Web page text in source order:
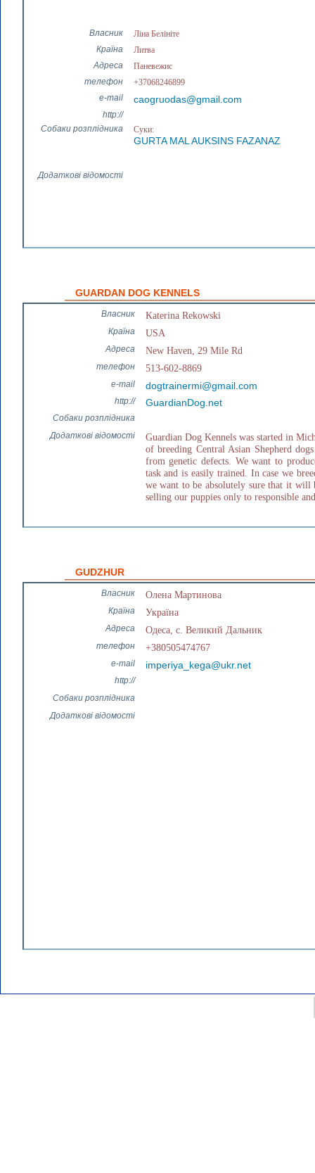
Власник
Ліна Белініте
Країна
Литва
Адреса
Паневежис
телефон
+37068246899
e-mail
caogruodas@gmail.com
http://
Собаки розплідника
Суки:
GURTA MAL AUKSINS FAZANAZ
Додаткові відомості
GUARDAN DOG KENNELS
Власник Katerina Rekowski
Країна USA
Адреса New Haven, 29 Mile Rd
телефон 513-602-8869
e-mail dogtrainermi@gmail.com
http:// GuardianDog.net
Собаки розплідника
Додаткові відомості
Guardian Dog Kennels was started in
of breeding Central Asian Shepherd
from genetic defects. We want to
task and is easily trained. In case we
we want to be absolutely sure that it will
selling our puppies only to responsible
GUDZHUR
Власник Олена Мартинова
Країна Україна
Адреса Одеса, с. Великий Дальник
телефон +380505474767
e-mail imperiya_kega@ukr.net
http://
Собаки розплідника
Додаткові відомості